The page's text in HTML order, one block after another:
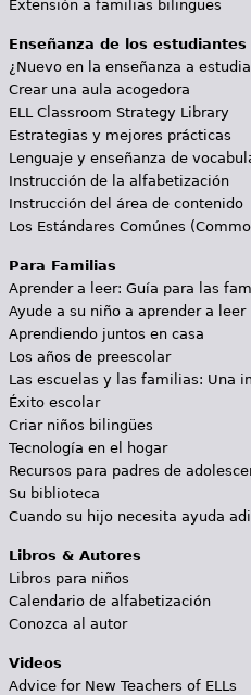
Extensión a familias bilingües
Enseñanza de los estudiantes
¿Nuevo en la enseñanza a
Crear una aula acogedora
ELL Classroom Strategy Library
Estrategias y mejores prácticas
Lenguaje y enseñanza de
Instrucción de la alfabetización
Instrucción del área de contenido
Los Estándares Comúnes
Para Familias
Aprender a leer: Guía para las
Ayude a su niño a aprender a leer
Aprendiendo juntos en casa
Los años de preescolar
Las escuelas y las familias: Una
Éxito escolar
Criar niños bilingües
Tecnología en el hogar
Recursos para padres de
Su biblioteca
Cuando su hijo necesita ayuda
Libros & Autores
Libros para niños
Calendario de alfabetización
Conozca al autor
Videos
Advice for New Teachers of ELLs